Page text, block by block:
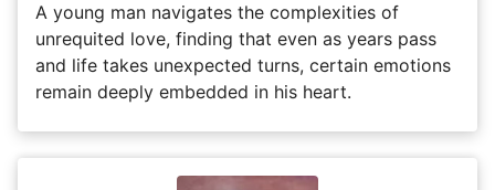
A young man navigates the complexities of
unrequited love, finding that even as years pass
and life takes unexpected turns, certain emotions
remain deeply embedded in his heart.